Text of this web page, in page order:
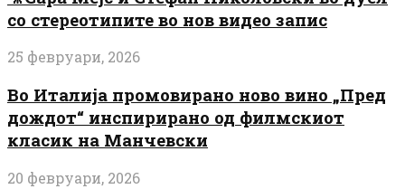
со стереотипите во нов видео запис
25 февруари, 2026
Во Италија промовирано ново вино „Пред
дождот“ инспирирано од филмскиот
класик на Манчевски
20 февруари, 2026